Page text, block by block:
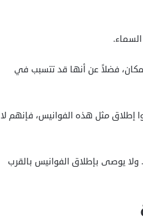
فضلاً عن أنها قد تتسبب في
إطلاق مثل هذه الفوانيس، فإنهم لا
ولا يوصى بإطلاق الفوانيس بالقرب